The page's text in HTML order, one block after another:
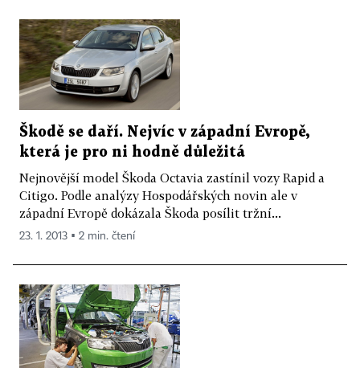
Škodě se daří. Nejvíc v západní Evropě,
která je pro ni hodně důležitá
Nejnovější model Škoda Octavia zastínil vozy Rapid a
Citigo. Podle analýzy Hospodářských novin ale v
západní Evropě dokázala Škoda posílit tržní...
23. 1. 2013 ▪ 2 min. čtení